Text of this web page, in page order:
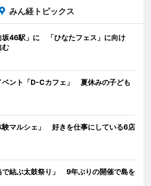
みん経トピックス
坂46駅」に 「ひなたフェス」に向け
む
ベント「D-Cカフェ」 夏休みの子ども
験マルシェ」 好きを仕事にしている6店
で結ぶ太鼓祭り」 9年ぶりの開催で島を